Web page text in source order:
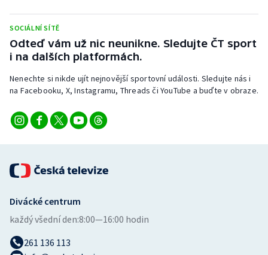
SOCIÁLNÍ SÍTĚ
Odteď vám už nic neunikne. Sledujte ČT sport
i na dalších platformách.
Nenechte si nikde ujít nejnovější sportovní události. Sledujte nás i
na Facebooku, X, Instagramu, Threads či YouTube a buďte v obraze.
Divácké centrum
každý všední den:8:00—16:00 hodin
261 136 113